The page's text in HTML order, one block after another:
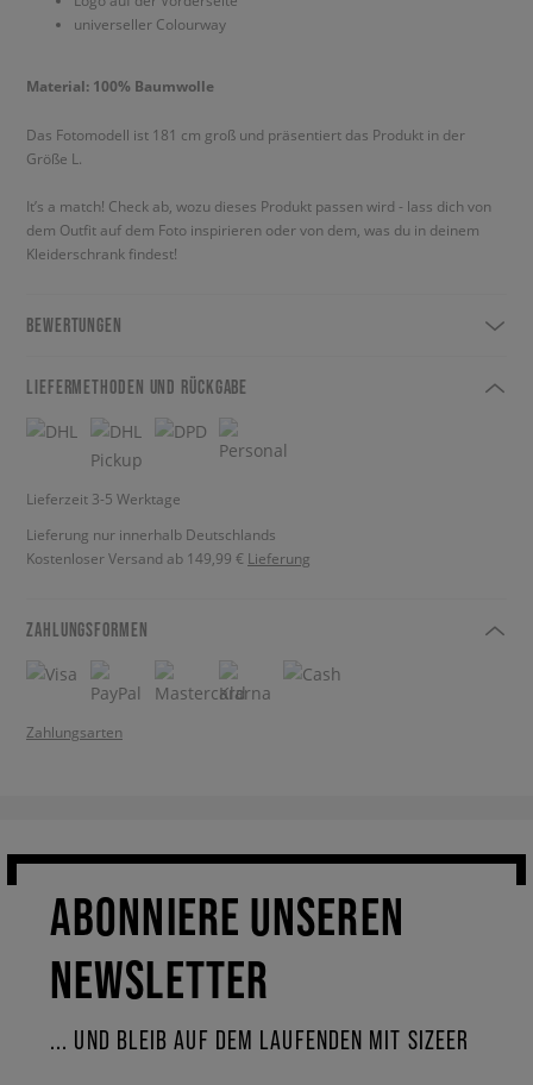
universeller Colourway
Material: 100% Baumwolle
Das Fotomodell ist 181 cm groß und präsentiert das Produkt in der
Größe L.
It’s a match! Check ab, wozu dieses Produkt passen wird - lass dich von
dem Outfit auf dem Foto inspirieren oder von dem, was du in deinem
Kleiderschrank findest!
BEWERTUNGEN
LIEFERMETHODEN UND RÜCKGABE
Lieferzeit 3-5 Werktage
Lieferung nur innerhalb Deutschlands
Kostenloser Versand ab 149,99 € Lieferung
ZAHLUNGSFORMEN
Zahlungsarten
ABONNIERE UNSEREN
NEWSLETTER
... UND BLEIB AUF DEM LAUFENDEN MIT SIZEER